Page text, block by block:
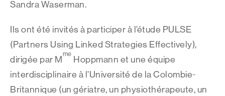
Sandra Waserman.
Ils ont été invités à participer à l’étude PULSE
(Partners Using Linked Strategies Effectively),
dirigée par M
me
Hoppmann et une équipe
interdisciplinaire à l’Université de la Colombie-
Britannique (un gériatre, un physiothérapeute, un